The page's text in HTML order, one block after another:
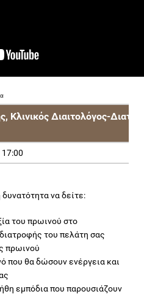
, Κλινικός Διαιτολόγος-
17:00
να δείτε:
του πρωινού στο
του πελάτη σας
πρωινού
που θα δώσουν ενέργεια και
εμπόδια που παρουσιάζουν